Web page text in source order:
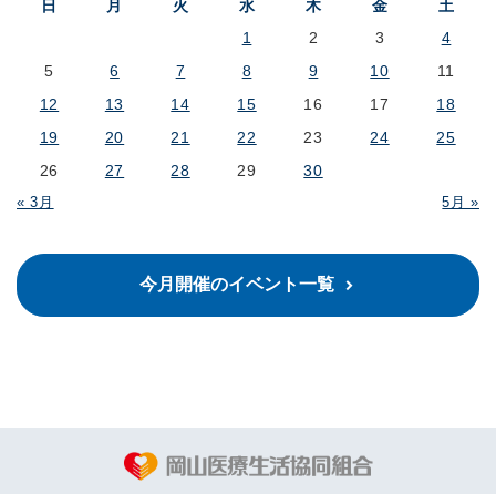
日 月 火 水 木 金 土
« 3月 5月 »
1 2 3
4
5
6 7 8 9 10
11
12
13 14 15 16 17
18
19
20 21 22 23 24
25
26
27 28 29 30
今月開催のイベント一覧